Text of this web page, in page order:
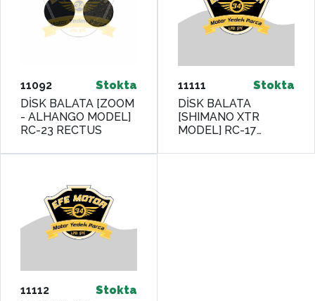
11092
Stokta
DİSK BALATA [ZOOM
- ALHANGO MODEL]
RC-23 RECTUS
11111
Stokta
DİSK BALATA
[SHIMANO XTR
MODEL] RC-17
RSIII
11112
Stokta